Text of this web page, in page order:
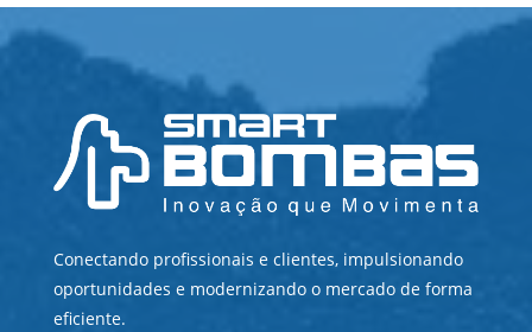
Conectando profissionais e clientes, impulsionando
oportunidades e modernizando o mercado de forma
eficiente.